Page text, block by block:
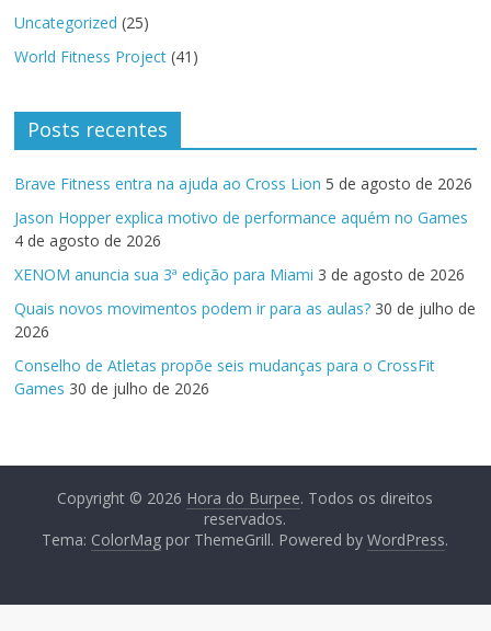
Uncategorized (25)
World Fitness Project (41)
Posts recentes
Brave Fitness entra na ajuda ao Cross Lion 5 de agosto de 2026
Jason Hopper explica motivo de performance aquém no Games
4 de agosto de 2026
XENOM anuncia sua 3ª edição para Miami 3 de agosto de 2026
Quais novos movimentos podem ir para as aulas? 30 de julho de
2026
Conselho de Atletas propõe seis mudanças para o CrossFit
Games 30 de julho de 2026
Copyright © 2026 Hora do Burpee. Todos os direitos
reservados.
Tema: ColorMag por ThemeGrill. Powered byWordPress.